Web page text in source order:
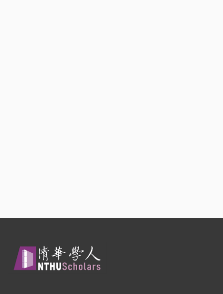
2019 International Conference on
Chemical Sensors in Taiwan and
22nd Nano Engineering and
Microsystem Technology